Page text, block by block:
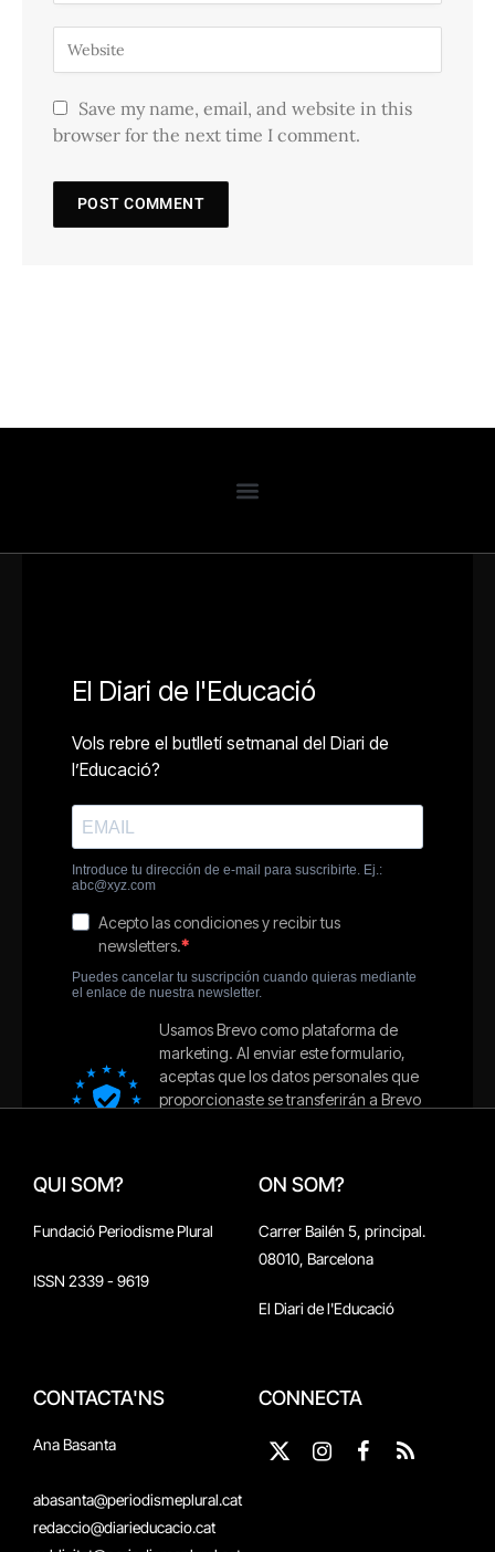
Save my name, email, and website in this
browser for the next time I comment.
QUI SOM?
Fundació Periodisme Plural
ISSN 2339 - 9619
ON SOM?
Carrer Bailén 5, principal.
08010, Barcelona
El Diari de l'Educació
CONTACTA'NS
Ana Basanta
abasanta@periodismeplural.cat
redaccio@diarieducacio.cat
CONNECTA
X
Instagram
Facebook
RSS